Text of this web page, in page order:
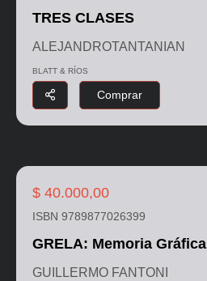
TRES CLASES
ALEJANDROTANTANIAN
BLATT & RÍOS
Comprar
$ 40.000,00
ISBN 9789877026399
GRELA: Memoria Gráfica
GUILLERMO FANTONI